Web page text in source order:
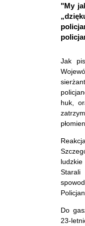
"My
Jak
huk,
Starali
Do
23-